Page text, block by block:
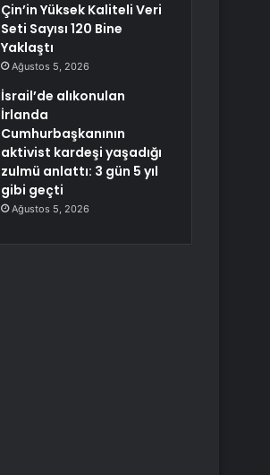
Çin’in Yüksek Kaliteli Veri
Seti Sayısı 120 Bine
Yaklaştı
Ağustos 5, 2026
İsrail’de alıkonulan
İrlanda
Cumhurbaşkanının
aktivist kardeşi yaşadığı
zulmü anlattı: 3 gün 5 yıl
gibi geçti
Ağustos 5, 2026